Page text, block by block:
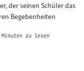
der seinen Schüler das
Begebenheiten
Minuten zu lesen